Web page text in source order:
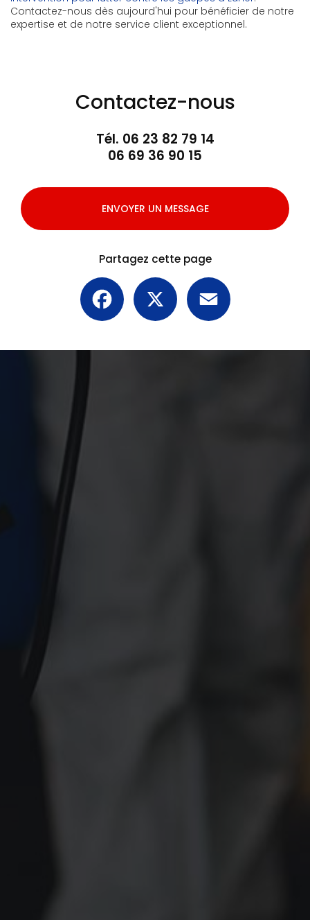
Contactez-nous dès aujourd'hui pour bénéficier de notre
expertise et de notre service client exceptionnel.
Contactez-nous
Tél. 06 23 82 79 14
06 69 36 90 15
ENVOYER UN MESSAGE
Partagez cette page
Facebook